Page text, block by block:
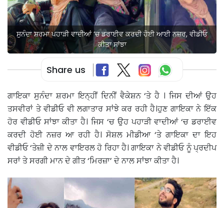
ਸੁਨੰਦਾ ਸ਼ਰਮਾ ਪਹਾੜੀ ਵਾਦੀਆਂ ‘ਚ ਡਰਾਈਵ ਕਰਦੀ ਹੋਈ ਆਈ ਨਜ਼ਰ, ਵੀਡੀਓ
ਕੀਤਾ ਸਾਂਝਾ
Share us
ਗਾਇਕਾ ਸੁਨੰਦਾ ਸ਼ਰਮਾ ਇਨ੍ਹੀਂ ਦਿਨੀਂ ਵੈਕੇਸ਼ਨ ‘ਤੇ ਹੈ । ਜਿਸ ਦੀਆਂ ਉਹ
ਤਸਵੀਰਾਂ ਤੇ ਵੀਡੀਓ ਵੀ ਲਗਾਤਾਰ ਸਾਂਝੇ ਕਰ ਰਹੀ ਹੈ।ਹੁਣ ਗਾਇਕਾ ਨੇ ਇੱਕ
ਹੋਰ ਵੀਡੀਓ ਸਾਂਝਾ ਕੀਤਾ ਹੈ। ਜਿਸ ‘ਚ ਉਹ ਪਹਾੜੀ ਵਾਦੀਆਂ ‘ਚ ਡਰਾਈਵ
ਕਰਦੀ ਹੋਈ ਨਜ਼ਰ ਆ ਰਹੀ ਹੈ। ਸੋਸ਼ਲ ਮੀਡੀਆ ‘ਤੇ ਗਾਇਕਾ ਦਾ ਇਹ
ਵੀਡੀਓ ‘ਤੇਜ਼ੀ ਦੇ ਨਾਲ ਵਾਇਰਲ ਹੋ ਰਿਹਾ ਹੈ। ਗਾਇਕਾ ਨੇ ਵੀਡੀਓ ਨੂੰ ਪ੍ਰਦੀਪ
ਸਰਾਂ ਤੇ ਸਰਗੀ ਮਾਨ ਦੇ ਗੀਤ ‘ਮਿਰਜ਼ਾ’ ਦੇ ਨਾਲ ਸਾਂਝਾ ਕੀਤਾ ਹੈ।